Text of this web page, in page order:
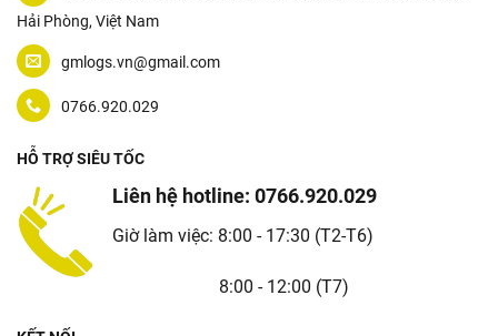
Hải Phòng, Việt Nam
gmlogs.vn@gmail.com
0766.920.029
HỖ TRỢ SIÊU TỐC
Liên hệ hotline: 0766.920.029
Giờ làm việc: 8:00 - 17:30 (T2-T6)
8:00 - 12:00 (T7)